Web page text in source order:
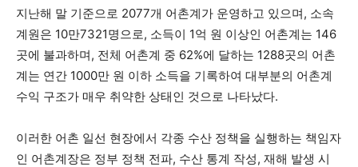
지난해 말 기준으로 2077개 어촌계가 운영하고 있으며, 소속
계원은 10만7321명으로, 소득이 1억 원 이상인 어촌계는 146
곳에 불과하며, 전체 어촌계 중 62%에 달하는 1288곳의 어촌
계는 연간 1000만 원 이하 소득을 기록하여 대부분의 어촌계
수익 구조가 매우 취약한 상태인 것으로 나타났다.
이러한 어촌 일선 현장에서 각종 수산 정책을 실행하는 책임자
인 어촌계장은 정부 정책 전파, 수산 통계 작성, 재해 발생 시